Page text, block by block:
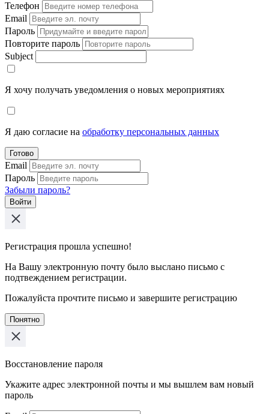
Телефон
Email
Пароль
Повторите пароль
Subject
Я хочу получать уведомления о новых мероприятиях
Я даю согласие на обработку персональных данных
Готово
Email
Пароль
Забыли пароль?
Войти
Регистрация прошла успешно!
На Вашу электронную почту было выслано письмо с
подтвеждением регистрации.
Пожалуйста прочтите письмо и завершите регистрацию
Понятно
Восстановление пароля
Укажите адрес электронной почты и мы вышлем вам новый
пароль